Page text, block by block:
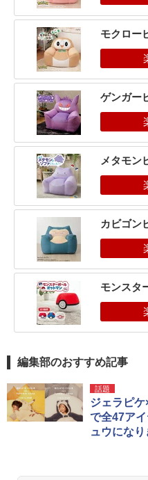
モクロー
ゲンガー
メタモン
カビゴン
モンスタ
編集部のおすすめ記事
話題
ジェラピ
で全47ア
ュウにな